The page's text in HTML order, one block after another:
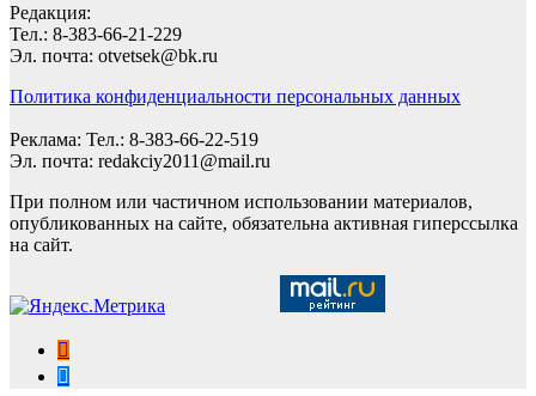
Редакция:
Тел.: 8-383-66-21-229
Эл. почта: otvetsek@bk.ru
Политика конфиденциальности персональных данных
Реклама: Тел.: 8-383-66-22-519
Эл. почта: redakciy2011@mail.ru
При полном или частичном использовании материалов,
опубликованных на сайте, обязательна активная гиперссылка
на сайт.